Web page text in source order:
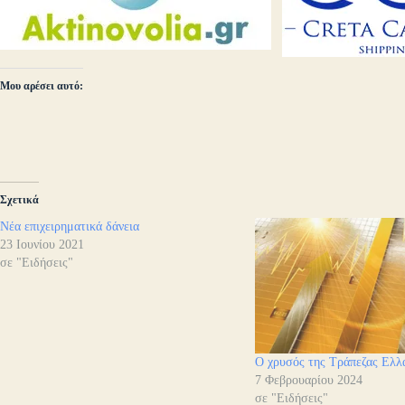
Μου αρέσει αυτό:
Σχετικά
Νέα επιχειρηματικά δάνεια
23 Ιουνίου 2021
σε "Ειδήσεις"
Ο χρυσός της Τράπεζας
7 Φεβρουαρίου 2024
σε "Ειδήσεις"